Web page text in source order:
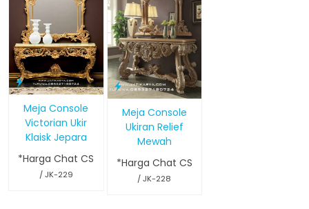
Meja Console
Victorian Ukir
Klaisk Jepara
*Harga Chat CS
/ JK-229
Meja Console
Ukiran Relief
Mewah
*Harga Chat CS
/ JK-228